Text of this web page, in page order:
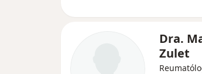
Dra.
Zulet